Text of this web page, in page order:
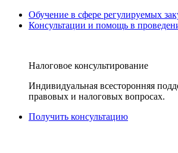
Обучение в сфере регулируемых
Консультации и помощь в
Налоговое консультирование
Индивидуальная всесторонняя
правовых и налоговых вопросах.
Получить консультацию